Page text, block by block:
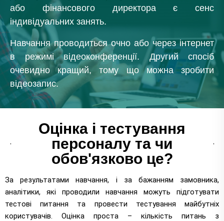
або фінансового директора є сенс
індивідуальних занять.
Навчання проводиться очно або через інтернет
в режимі відеоконференції. Другий спосіб
очевидно кращий, тому що можна зробити
відеозапис.
Оцінка і тестування
персоналу та чи
обов'язково це?
За результатами навчання, і за бажанням замовника,
аналітики, які проводили навчання можуть підготувати
тестові питання та провести тестування майбутніх
користувачів. Оцінка проста – кількість питань з